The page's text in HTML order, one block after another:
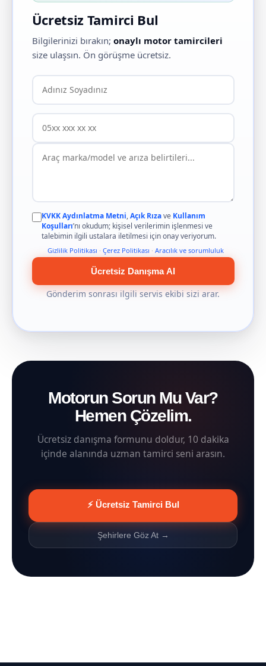
Ücretsiz Tamirci Bul
Bilgilerinizi bırakın; onaylı motor tamircileri
size ulaşsın. Ön görüşme ücretsiz.
KVKK Aydınlatma Metni,Açık Rızave Kullanım
Koşulları’nı okudum; kişisel verilerimin işlenmesi ve
talebimin ilgili ustalara iletilmesi için onay veriyorum.
Gizlilik Politikası · Çerez Politikası · Aracılık ve sorumluluk
Ücretsiz Danışma Al
Gönderim sonrası ilgili servis ekibi sizi arar.
Motorun Sorun Mu Var?
Hemen Çözelim.
Ücretsiz danışma formunu doldur, 10 dakika
içinde alanında uzman tamirci seni arasın.
⚡ Ücretsiz Tamirci Bul
Şehirlere Göz At →